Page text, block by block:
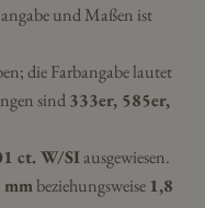
und Maßen ist
die Farbangabe lautet
sind333er, 585er,
ct. W/SIausgewiesen.
mmbeziehungsweise 1,8